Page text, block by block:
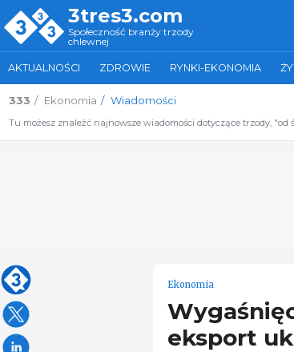
3tres3.com
Społeczność branży trzody
chlewnej
AKTUALNOŚCI ZDROWIE RYNKI-EKONOMIA
333 Ekonomia Wiadomości
Tu możesz znaleźć najnowsze wiadomości dotyczące trzody,
Ekonomia
eksport